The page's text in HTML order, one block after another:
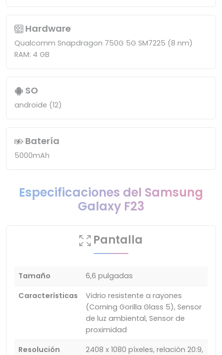
Hardware
Qualcomm Snapdragon 750G 5G SM7225 (8 nm)
RAM: 4 GB
SO
androide (12)
Batería
5000mAh
Especificaciones del Samsung
Galaxy F23
Pantalla
Tamaño
6,6 pulgadas
Características
Vidrio resistente a rayones
(Corning Gorilla Glass 5), Sensor
de luz ambiental, Sensor de
proximidad
Resolución
2408 x 1080 píxeles, relación 20:9,